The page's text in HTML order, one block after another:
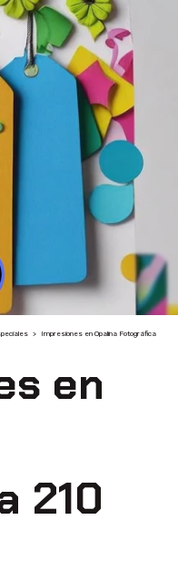
>
Impresiones en Opalina Fotográfica
en
210